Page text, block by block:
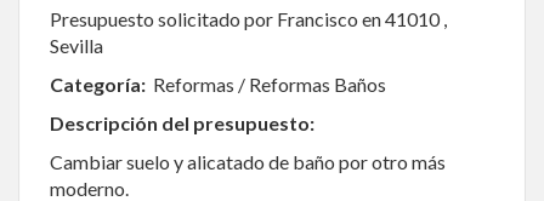
Presupuesto solicitado por Francisco en 41010 ,
Sevilla
Categoría: Reformas / Reformas Baños
Descripción del presupuesto:
Cambiar suelo y alicatado de baño por otro más
moderno.